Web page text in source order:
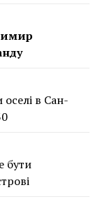
в Сан-
бути